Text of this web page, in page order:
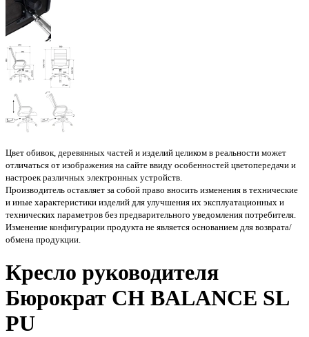
Цвет обивок, деревянных частей и изделий целиком в реальности может
отличаться от изображения на сайте ввиду особенностей цветопередачи и
настроек различных электронных устройств.
Производитель оставляет за собой право вносить изменения в технические
и иные характеристики изделий для улучшения их эксплуатационных и
технических параметров без предварительного уведомления потребителя.
Изменение конфигурации продукта не является основанием для возврата/
обмена продукции.
Кресло руководителя
Бюрократ CH BALANCE SL
PU